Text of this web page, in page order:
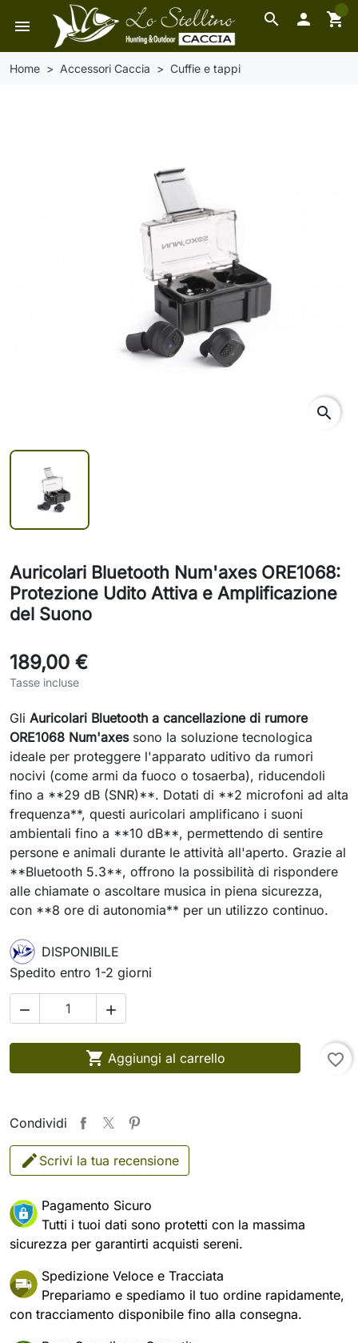
search
menu  shopping_cart
0
Home Accessori Caccia Cuffie e tappi
search
Auricolari Bluetooth Num'axes ORE1068:
Protezione Udito Attiva e Amplificazione
del Suono
189,00 €
Tasse incluse
Gli Auricolari Bluetooth a cancellazione di rumore
ORE1068 Num'axessono la soluzione tecnologica
ideale per proteggere l'apparato uditivo da rumori
nocivi (come armi da fuoco o tosaerba), riducendoli
fino a **29 dB (SNR)**. Dotati di **2 microfoni ad alta
frequenza**, questi auricolari amplificano i suoni
ambientali fino a **10 dB**, permettendo di sentire
persone e animali durante le attività all'aperto. Grazie al
**Bluetooth 5.3**, offrono la possibilità di rispondere
alle chiamate o ascoltare musica in piena sicurezza,
con **8 ore di autonomia** per un utilizzo continuo.
DISPONIBILE
Spedito entro 1-2 giorni
 
 Aggiungi al carrello favorite_border
Condividi
Scrivi la tua recensione
Pagamento Sicuro
Tutti i tuoi dati sono protetti con la massima
sicurezza per garantirti acquisti sereni.
Spedizione Veloce e Tracciata
Prepariamo e spediamo il tuo ordine rapidamente,
con tracciamento disponibile fino alla consegna.